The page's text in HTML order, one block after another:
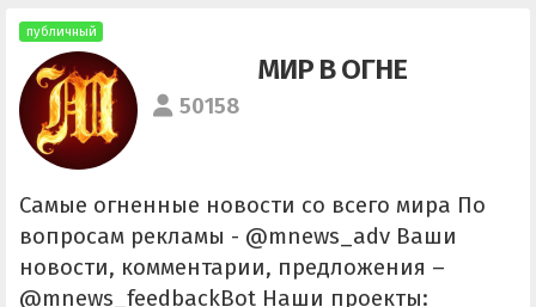
публичный
МИР В ОГНЕ
50158
Самые огненные новости со всего мира По
вопросам рекламы - @mnews_adv Ваши
новости, комментарии, предложения –
@mnews_feedbackBot Наши проекты: